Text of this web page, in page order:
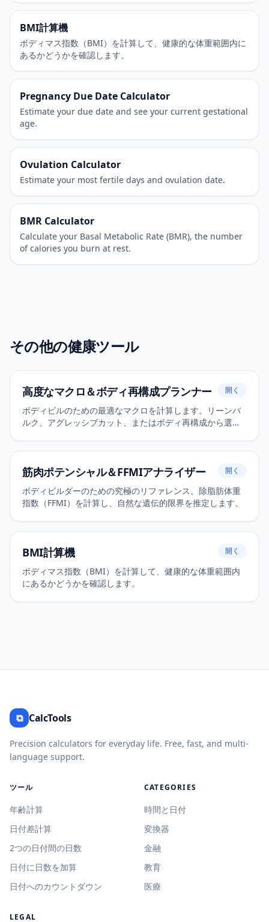
BMI計算機
ボディマス指数（BMI）を計算して、健康的な体重範囲内に
あるかどうかを確認します。
Pregnancy Due Date Calculator
Estimate your due date and see your current gestational
age.
Ovulation Calculator
Estimate your most fertile days and ovulation date.
BMR Calculator
Calculate your Basal Metabolic Rate (BMR), the number
of calories you burn at rest.
その他の健康ツール
高度なマクロ＆ボディ再構成プランナー 開く
ボディビルのための最適なマクロを計算します。リーンバ
ルク、アグレッシブカット、またはボディ再構成から選択
筋肉ポテンシャル＆FFMIアナライザー 開く
ボディビルダーのための究極のリファレンス。除脂肪体重
指数（FFMI）を計算し、自然な遺伝的限界を推定します。
BMI計算機 開く
ボディマス指数（BMI）を計算して、健康的な体重範囲内
にあるかどうかを確認します。
⧉ CalcTools
Precision calculators for everyday life. Free, fast, and multi-
language support.
ツール
年齢計算
日付差計算
2つの日付間の日数
日付に日数を加算
日付へのカウントダウン
CATEGORIES
時間と日付
変換器
金融
教育
医療
LEGAL